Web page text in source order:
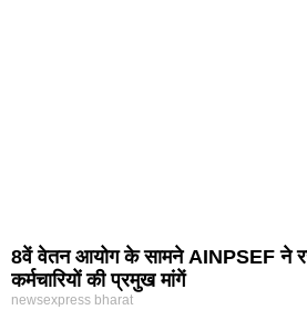
8वें वेतन आयोग के सामने AINPSEF ने
कर्मचारियों की प्रमुख मांगें
newsexpress bharat